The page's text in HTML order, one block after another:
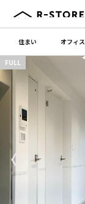
住まい オフィス
〈
FULL